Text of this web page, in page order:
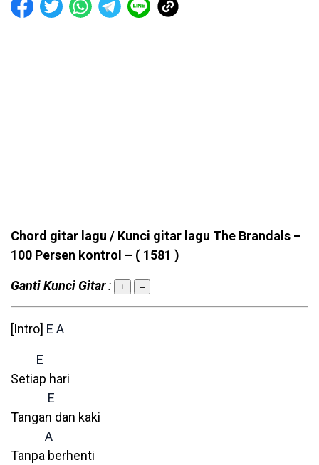
Chord gitar lagu / Kunci gitar lagu The Brandals –
100 Persen kontrol – ( 1581 )
Ganti Kunci Gitar: + –
[Intro] E A
E
Setiap hari
E
Tangan dan kaki
A
Tanpa berhenti